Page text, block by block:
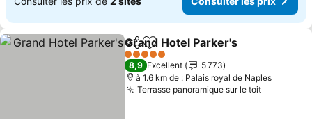
PartagerAjouter à mes favoris
Grand Hotel Parker's
5 Étoiles
8,9 Excellent
5 773
à 1.6 km de : Palais royal de Naples
Terrasse panoramique sur le toit